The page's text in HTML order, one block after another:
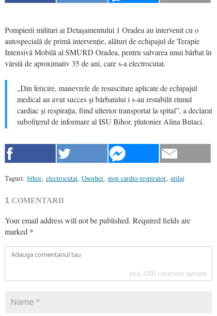
Pompierii militari ai Detașamentului 1 Oradea au intervenit cu o
autospecială de primă intervenție, alături de echipajul de Terapie
Intensivă Mobilă al SMURD Oradea, pentru salvarea unui bărbat în
vârstă de aproximativ 35 de ani, care s-a electrocutat.
„Din fericire, manevrele de resuscitare aplicate de echipajul
medical au avut succes și bărbatului i s-au restabilit ritmul
cardiac și respirația, fiind ulterior transportat la spital”, a declarat
subofițerul de informare al ISU Bihor, plutonier Alina Butaci.
Taguri: bihor, electrocutat, Osorhei, stop cardio-respirator, utilaj
1 COMENTARII
Your email address will not be published. Required fields are
marked *
inca 1000 caractere ramase